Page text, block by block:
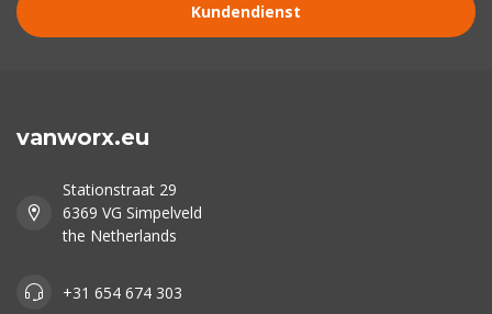
Kundendienst
vanworx.eu
Stationstraat 29
6369 VG Simpelveld
the Netherlands
+31 654 674 303